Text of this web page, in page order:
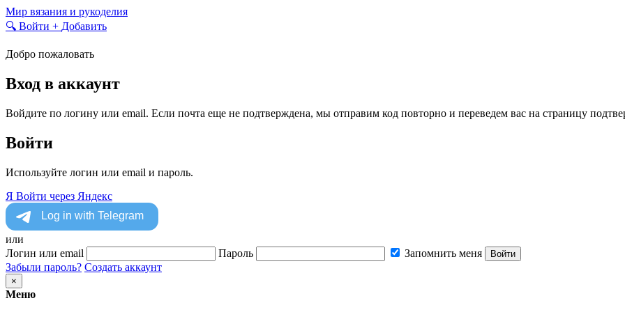
Skip
to
Мир вязания и рукоделия
🔍 Войти + Добавить
Добро пожаловать
Вход в аккаунт
Войдите по логину или email. Если почта еще не подтверждена, мы отправим код повторно и переведем вас на страницу
Войти
Используйте логин или email и пароль.
Я Войти через Яндекс
или
Логин или email
Пароль Запомнить меня Войти
Забыли пароль? Создать аккаунт
×
Меню